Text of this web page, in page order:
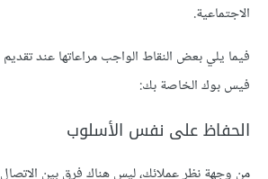
الاجتماعية.
فيما يلي بعض النقاط الواجب مراعاتها عند
فيس بوك الخاصة بك:
الحفاظ على نفس الأسلوب
من وجهة نظر عملائك، ليس هناك فرق بين